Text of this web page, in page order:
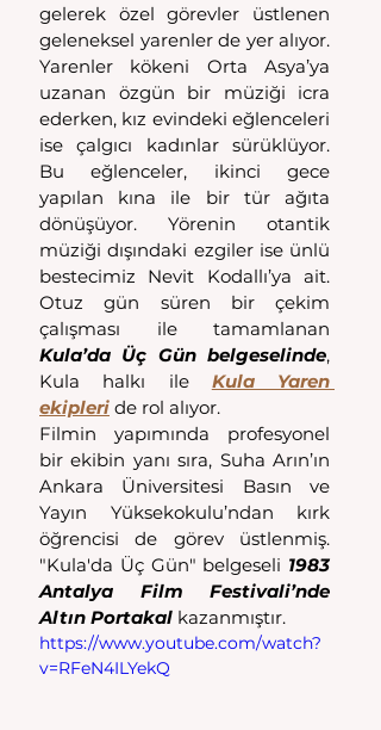
gelerek özel görevler üstlenen
geleneksel yarenler de yer alıyor.
Yarenler kökeni Orta Asya’ya
uzanan özgün bir müziği icra
ederken, kız evindeki eğlenceleri
ise çalgıcı kadınlar sürüklüyor.
Bu eğlenceler, ikinci gece
yapılan kına ile bir tür ağıta
dönüşüyor. Yörenin otantik
müziği dışındaki ezgiler ise ünlü
bestecimiz Nevit Kodallı’ya ait.
Otuz gün süren bir çekim
Kula’da Üç Gün belgeselinde,
Kula halkı ile Kula Yaren
ekipleri de rol alıyor.
Filmin yapımında profesyonel
bir ekibin yanı sıra, Suha Arın’ın
Ankara Üniversitesi Basın ve
Yayın Yüksekokulu’ndan kırk
öğrencisi de görev üstlenmiş.
"Kula'da Üç Gün" belgeseli 1983
Antalya Film Festivali’nde
Altın Portakal kazanmıştır.
https://www.youtube.com/watch?
v=RFeN4ILYekQ